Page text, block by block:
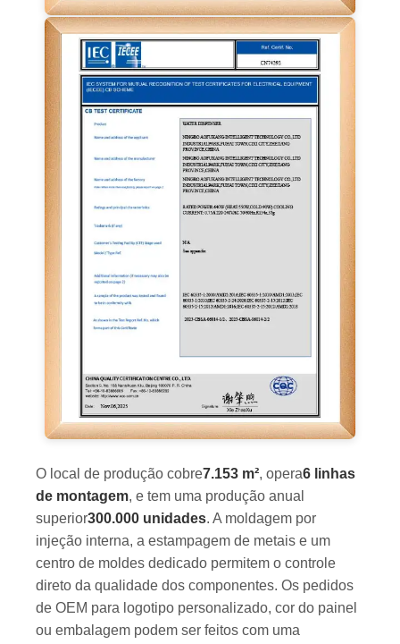
O local de produção cobre7.153 m², opera6 linhas
de montagem, e tem uma produção anual
superior300.000 unidades. A moldagem por
injeção interna, a estampagem de metais e um
centro de moldes dedicado permitem o controle
direto da qualidade dos componentes. Os pedidos
de OEM para logotipo personalizado, cor do painel
ou embalagem podem ser feitos com uma